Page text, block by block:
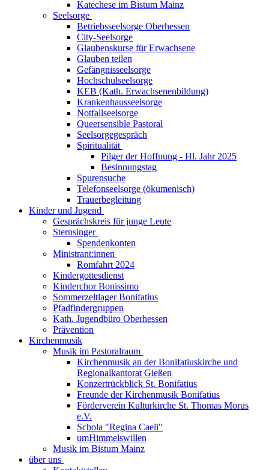
Katechese im Bistum Mainz
Seelsorge
Betriebsseelsorge Oberhessen
City-Seelsorge
Glaubenskurse für Erwachsene
Glauben teilen
Gefängnisseelsorge
Hochschulseelsorge
KEB (Kath. Erwachsenenbildung)
Krankenhausseelsorge
Notfallseelsorge
Queersensible Pastoral
Seelsorgegespräch
Spiritualität
Pilger der Hoffnung - Hl. Jahr 2025
Besinnungstag
Spurensuche
Telefonseelsorge (ökumenisch)
Trauerbegleitung
Kinder und Jugend
Gesprächskreis für junge Leute
Sternsinger
Spendenkonten
Ministrant:innen
Romfahrt 2024
Kindergottesdienst
Kinderchor Bonissimo
Sommerzeltlager Bonifatius
Pfadfindergruppen
Kath. Jugendbüro Oberhessen
Prävention
Kirchenmusik
Musik im Pastoralraum
Kirchenmusik an der Bonifatiuskirche und
Regionalkantorat Gießen
Konzertrückblick St. Bonifatius
Freunde der Kirchenmusik Bonifatius
Förderverein Kulturkirche St. Thomas Morus
e.V.
Schola "Regina Caeli"
umHimmelswillen
Musik im Bistum Mainz
über uns